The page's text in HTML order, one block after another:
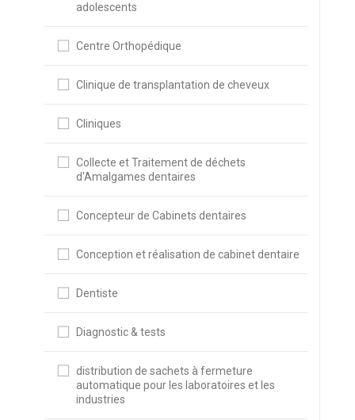
adolescents
Centre Orthopédique
Clinique de transplantation de cheveux
Cliniques
Collecte et Traitement de déchets
d'Amalgames dentaires
Concepteur de Cabinets dentaires
Conception et réalisation de cabinet dentaire
Dentiste
Diagnostic & tests
distribution de sachets à fermeture
automatique pour les laboratoires et les
industries